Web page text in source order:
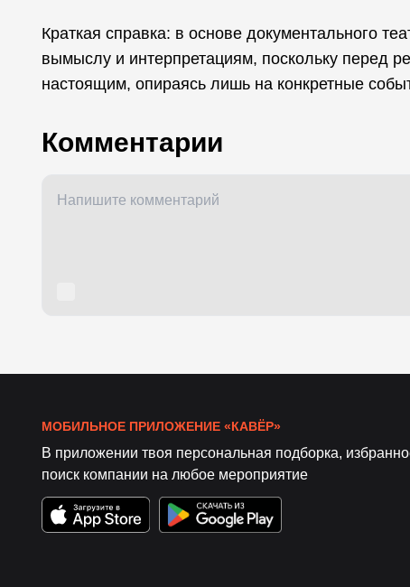
Краткая справка: в основе документального
вымыслу и интерпретациям, поскольку перед
настоящим, опираясь лишь на конкретные
Комментарии
МОБИЛЬНОЕ ПРИЛОЖЕНИЕ «КАВЁР»
В приложении твоя персональная подборка,
поиск компании на любое мероприятие